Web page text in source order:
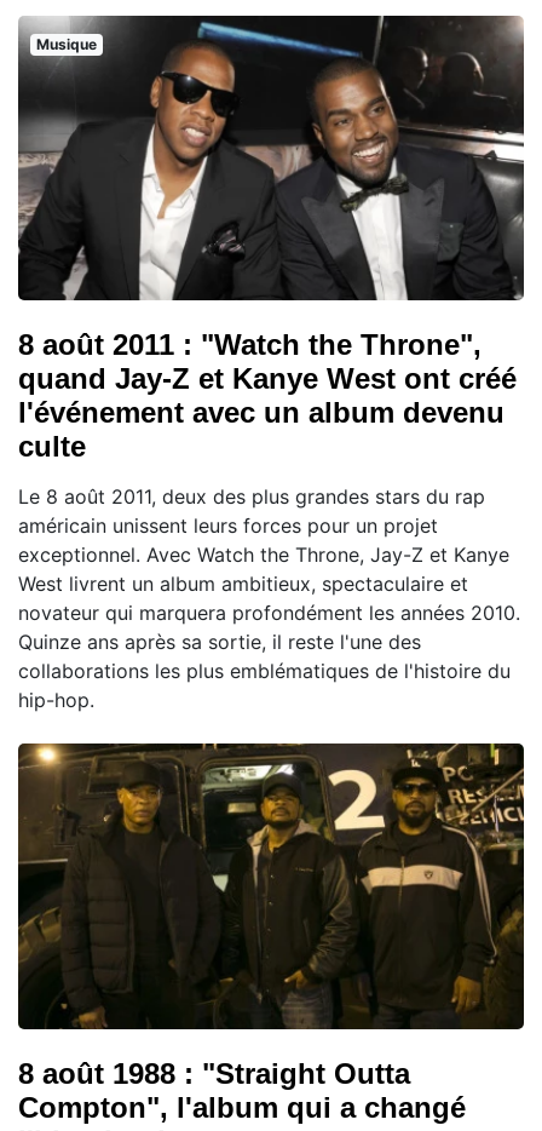
Musique
8 août 2011 : "Watch the Throne",
quand Jay-Z et Kanye West ont créé
l'événement avec un album devenu
culte
Le 8 août 2011, deux des plus grandes stars du rap
américain unissent leurs forces pour un projet
exceptionnel. Avec Watch the Throne, Jay-Z et Kanye
West livrent un album ambitieux, spectaculaire et
novateur qui marquera profondément les années 2010.
Quinze ans après sa sortie, il reste l'une des
collaborations les plus emblématiques de l'histoire du
hip-hop.
8 août 1988 : "Straight Outta
Compton", l'album qui a changé